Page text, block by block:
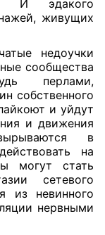
И эдакого
живущих
недоучки
сообщества
перлами,
собственного
и уйдут
и движения
в
на
могут стать
сетевого
из невинного
нервными